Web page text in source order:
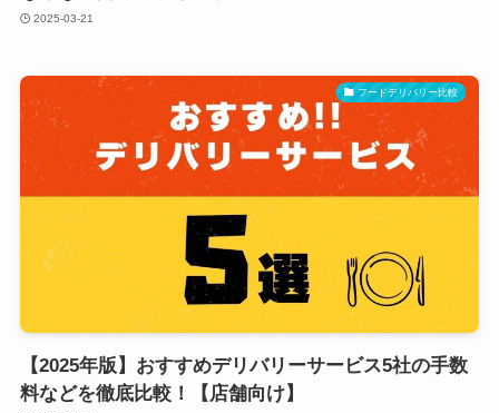
2025-03-21
フードデリバリー比較
【2025年版】おすすめデリバリーサービス5社の手数
料などを徹底比較！【店舗向け】